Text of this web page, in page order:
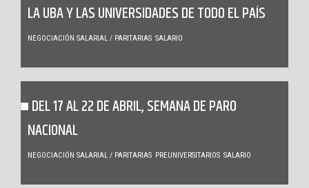
LA UBA Y LAS UNIVERSIDADES DE TODO EL PAÍS
NEGOCIACIÓN SALARIAL / PARITARIAS SALARIO
DEL 17 AL 22 DE ABRIL, SEMANA DE PARO
NACIONAL
NEGOCIACIÓN SALARIAL / PARITARIAS PREUNIVERSITARIOS SALARIO